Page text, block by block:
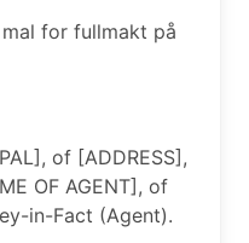
for fullmakt på
of [ADDRESS],
OF AGENT], of
in-Fact (Agent).